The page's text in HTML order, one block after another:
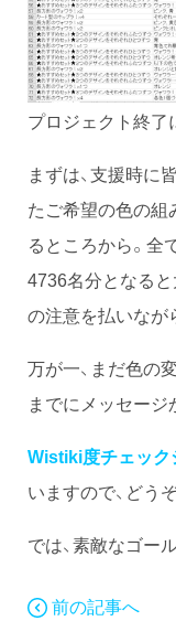
プロジェクト終了
まずは、支援時に
たご希望の色の
るところから。全
4736名分となる
の注意を払いなが
万が一、まだ色の
までにメッセージ
Wistiki度チェック
いますので、どう
では、素敵なゴー
前の記事へ